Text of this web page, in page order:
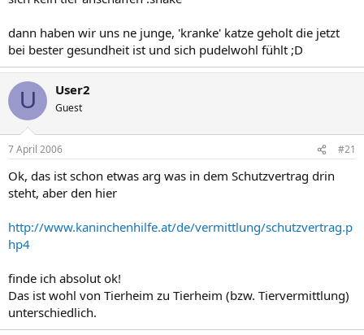
dann haben wir uns ne junge, 'kranke' katze geholt die jetzt
bei bester gesundheit ist und sich pudelwohl fühlt ;D
U User2
Guest
7 April 2006 #21
Ok, das ist schon etwas arg was in dem Schutzvertrag drin
steht, aber den hier
http://www.kaninchenhilfe.at/de/vermittlung/schutzvertrag.p
hp4
finde ich absolut ok!
Das ist wohl von Tierheim zu Tierheim (bzw. Tiervermittlung)
unterschiedlich.